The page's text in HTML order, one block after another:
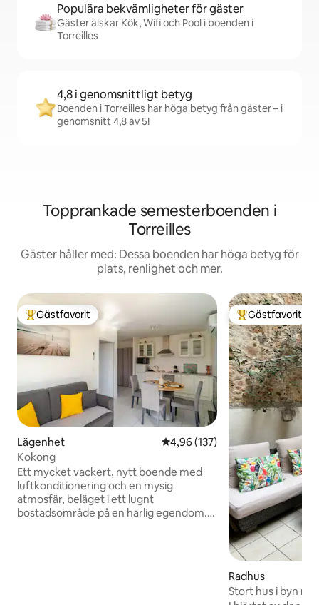
Populära bekvämligheter för gäster
Gäster älskar Kök, Wifi och Pool i boenden i
Torreilles
4,8 i genomsnittligt betyg
Boenden i Torreilles har höga betyg från gäster – i
genomsnitt 4,8 av 5!
Topprankade semesterboenden i
Torreilles
Gäster håller med: Dessa boenden har höga betyg för
plats, renlighet och mer.
Populär gästfavorit
Gästfavorit
Lägenhet 4,96 av 5 i genomsnittligt
4,96 (137)
Kokong
Ett mycket vackert, nytt boende med
luftkonditionering och en mysig
atmosfär, beläget i ett lugnt
bostadsområde på en härlig egendom.
Populär
Gästfavorit
Radhus
Stort hus i byn